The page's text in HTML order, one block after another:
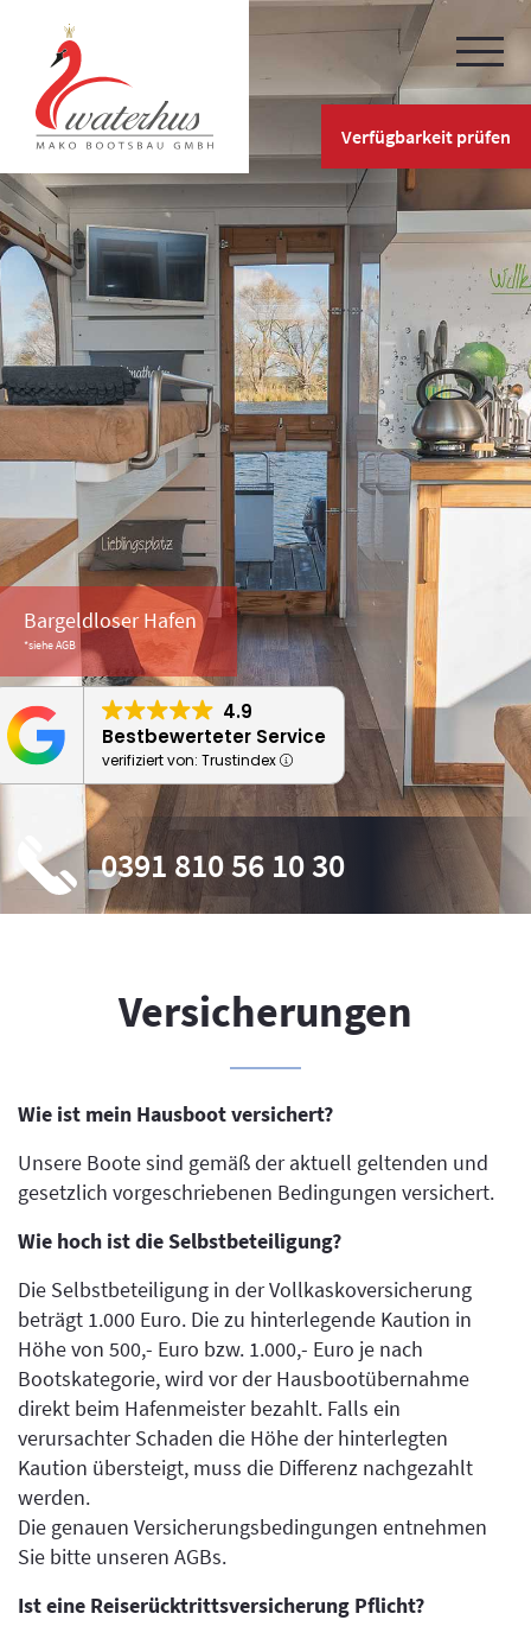
Verfügbarkeit prüfen
4.9
Bestbewerteter Service
verifiziert von: Trustindex
Bargeldloser Hafen
*siehe AGB
0391 810 56 10 30
Versicherungen
Wie ist mein Hausboot versichert?
Unsere Boote sind gemäß der aktuell geltenden und
gesetzlich vorgeschriebenen Bedingungen versichert.
Wie hoch ist die Selbstbeteiligung?
Die Selbstbeteiligung in der Vollkaskoversicherung
beträgt 1.000 Euro. Die zu hinterlegende Kaution in
Höhe von 500,- Euro bzw. 1.000,- Euro je nach
Bootskategorie, wird vor der Hausbootübernahme
direkt beim Hafenmeister bezahlt. Falls ein
verursachter Schaden die Höhe der hinterlegten
Kaution übersteigt, muss die Differenz nachgezahlt
werden.
Die genauen Versicherungsbedingungen entnehmen
Sie bitte unseren AGBs.
Ist eine Reiserücktrittsversicherung Pflicht?